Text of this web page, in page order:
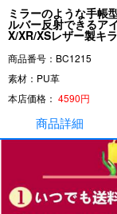
ミラーのような手
ルバー反射できるア
X/XR/XSレザー製キ
商品番号：BC1215
素材：PU革
本店価格： 4590円
商品詳細